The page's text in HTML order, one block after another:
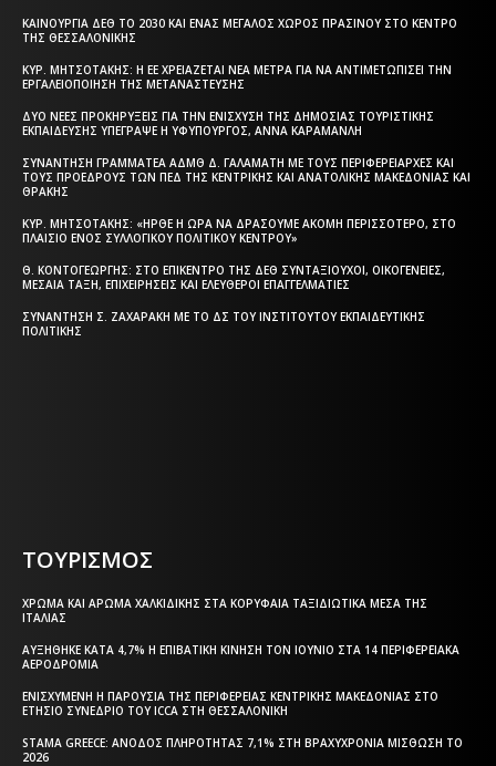
ΚΑΙΝΟΎΡΓΙΑ ΔΕΘ ΤΟ 2030 ΚΑΙ ΈΝΑΣ ΜΕΓΆΛΟΣ ΧΏΡΟΣ ΠΡΑΣΊΝΟΥ ΣΤΟ ΚΈΝΤΡΟ
ΤΗΣ ΘΕΣΣΑΛΟΝΊΚΗΣ
ΚΥΡ. ΜΗΤΣΟΤΆΚΗΣ: Η ΕΕ ΧΡΕΙΆΖΕΤΑΙ ΝΈΑ ΜΈΤΡΑ ΓΙΑ ΝΑ ΑΝΤΙΜΕΤΩΠΊΣΕΙ ΤΗΝ
ΕΡΓΑΛΕΙΟΠΟΊΗΣΗ ΤΗΣ ΜΕΤΑΝΆΣΤΕΥΣΗΣ
ΔΎΟ ΝΈΕΣ ΠΡΟΚΗΡΎΞΕΙΣ ΓΙΑ ΤΗΝ ΕΝΊΣΧΥΣΗ ΤΗΣ ΔΗΜΌΣΙΑΣ ΤΟΥΡΙΣΤΙΚΉΣ
ΕΚΠΑΊΔΕΥΣΗΣ ΥΠΈΓΡΑΨΕ Η ΥΦΥΠΟΥΡΓΌΣ, ΆΝΝΑ ΚΑΡΑΜΑΝΛΉ
ΣΥΝΆΝΤΗΣΗ ΓΡΑΜΜΑΤΈΑ ΑΔΜΘ Δ. ΓΑΛΑΜΆΤΗ ΜΕ ΤΟΥΣ ΠΕΡΙΦΕΡΕΙΆΡΧΕΣ ΚΑΙ
ΤΟΥΣ ΠΡΟΈΔΡΟΥΣ ΤΩΝ ΠΕΔ ΤΗΣ ΚΕΝΤΡΙΚΉΣ ΚΑΙ ΑΝΑΤΟΛΙΚΉΣ ΜΑΚΕΔΟΝΊΑΣ ΚΑΙ
ΘΡΆΚΗΣ
ΚΥΡ. ΜΗΤΣΟΤΆΚΗΣ: «ΉΡΘΕ Η ΏΡΑ ΝΑ ΔΡΆΣΟΥΜΕ ΑΚΌΜΗ ΠΕΡΙΣΣΌΤΕΡΟ, ΣΤΟ
ΠΛΑΊΣΙΟ ΕΝΌΣ ΣΥΛΛΟΓΙΚΟΎ ΠΟΛΙΤΙΚΟΎ ΚΈΝΤΡΟΥ»
Θ. ΚΟΝΤΟΓΕΏΡΓΗΣ: ΣΤΟ ΕΠΊΚΕΝΤΡΟ ΤΗΣ ΔΕΘ ΣΥΝΤΑΞΙΟΎΧΟΙ, ΟΙΚΟΓΈΝΕΙΕΣ,
ΜΕΣΑΊΑ ΤΆΞΗ, ΕΠΙΧΕΙΡΉΣΕΙΣ ΚΑΙ ΕΛΕΎΘΕΡΟΙ ΕΠΑΓΓΕΛΜΑΤΊΕΣ
ΣΥΝΆΝΤΗΣΗ Σ. ΖΑΧΑΡΆΚΗ ΜΕ ΤΟ ΔΣ ΤΟΥ ΙΝΣΤΙΤΟΎΤΟΥ ΕΚΠΑΙΔΕΥΤΙΚΉΣ
ΠΟΛΙΤΙΚΉΣ
ΤΟΥΡΙΣΜΟΣ
ΧΡΏΜΑ ΚΑΙ ΆΡΩΜΑ ΧΑΛΚΙΔΙΚΉΣ ΣΤΑ ΚΟΡΥΦΑΊΑ ΤΑΞΙΔΙΩΤΙΚΆ ΜΈΣΑ ΤΗΣ
ΙΤΑΛΊΑΣ
ΑΥΞΉΘΗΚΕ ΚΑΤΆ 4,7% Η ΕΠΙΒΑΤΙΚΉ ΚΊΝΗΣΗ ΤΟΝ ΙΟΎΝΙΟ ΣΤΑ 14 ΠΕΡΙΦΕΡΕΙΑΚΆ
ΑΕΡΟΔΡΌΜΙΑ
ΕΝΙΣΧΥΜΈΝΗ Η ΠΑΡΟΥΣΊΑ ΤΗΣ ΠΕΡΙΦΈΡΕΙΑΣ ΚΕΝΤΡΙΚΉΣ ΜΑΚΕΔΟΝΊΑΣ ΣΤΟ
ΕΤΉΣΙΟ ΣΥΝΈΔΡΙΟ ΤΟΥ ICCA ΣΤΗ ΘΕΣΣΑΛΟΝΊΚΗ
STAMA GREECE: ΆΝΟΔΟΣ ΠΛΗΡΌΤΗΤΑΣ 7,1% ΣΤΗ ΒΡΑΧΥΧΡΌΝΙΑ ΜΊΣΘΩΣΗ ΤΟ
2026